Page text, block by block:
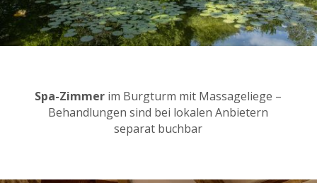
Spa-Zimmer im Burgturm mit Massageliege –
Behandlungen sind bei lokalen Anbietern
separat buchbar